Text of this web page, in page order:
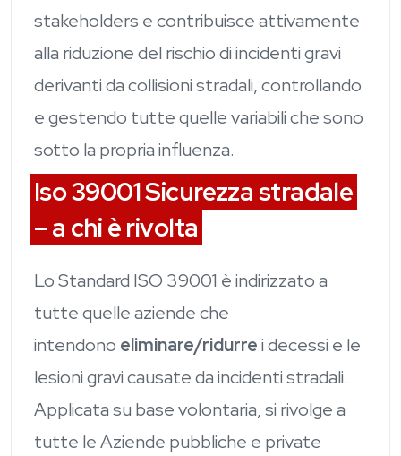
stakeholders e contribuisce attivamente
alla riduzione del rischio di incidenti gravi
derivanti da collisioni stradali, controllando
e gestendo tutte quelle variabili che sono
sotto la propria influenza.
Iso 39001 Sicurezza stradale
– a chi è rivolta
Lo Standard ISO 39001 è indirizzato a
tutte quelle aziende che
intendono eliminare/ridurrei decessi e le
lesioni gravi causate da incidenti stradali.
Applicata su base volontaria, si rivolge a
tutte le Aziende pubbliche e private